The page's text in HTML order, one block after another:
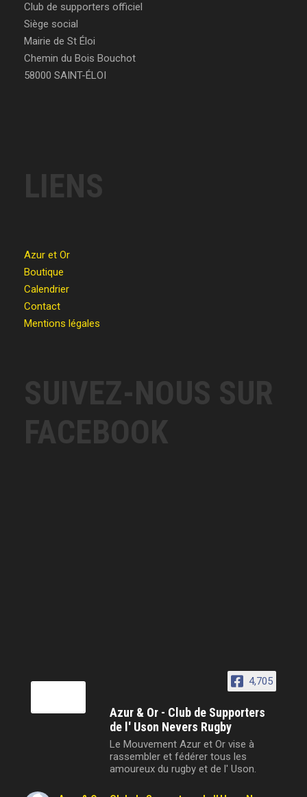
Club de supporters officiel
Siège social
Mairie de St Éloi
Chemin du Bois Bouchot
58000 SAINT-ÉLOI
LIENS
Azur et Or
Boutique
Calendrier
Contact
Mentions légales
SUIVEZ-NOUS SUR
FACEBOOK
4,705
Azur & Or - Club de Supporters
de l' Uson Nevers Rugby
Le Mouvement Azur et Or vise à
rassembler et fédérer tous les
amoureux du rugby et de l' Uson.